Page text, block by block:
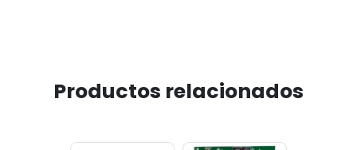
Productos relacionados